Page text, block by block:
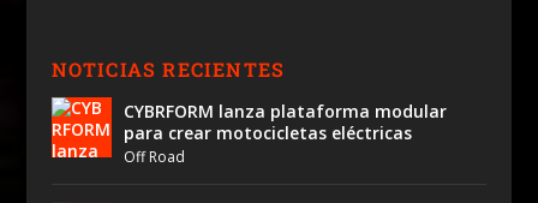
NOTICIAS RECIENTES
CYBRFORM lanza plataforma modular
para crear motocicletas eléctricas
Off Road